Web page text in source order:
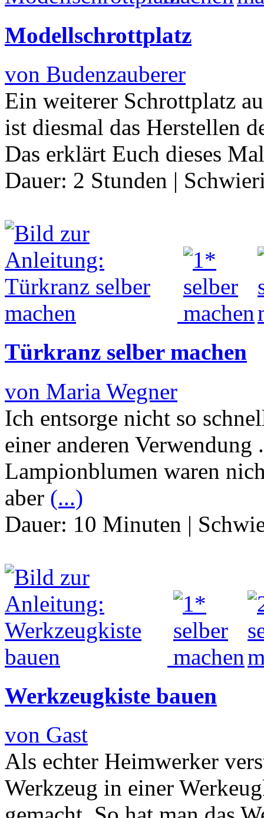
Modellschrottplatz
von Budenzauberer
Ein weiterer Schrottplatz
ist diesmal das Herstellen
Das erklärt Euch dieses
Dauer: 2 Stunden |
Türkranz selber machen
von Maria Wegner
Ich entsorge nicht so
einer anderen Verwendung
Lampionblumen waren
aber (...)
Dauer: 10 Minuten |
Werkzeugkiste bauen
von Gast
Als echter Heimwerker
Werkzeug in einer